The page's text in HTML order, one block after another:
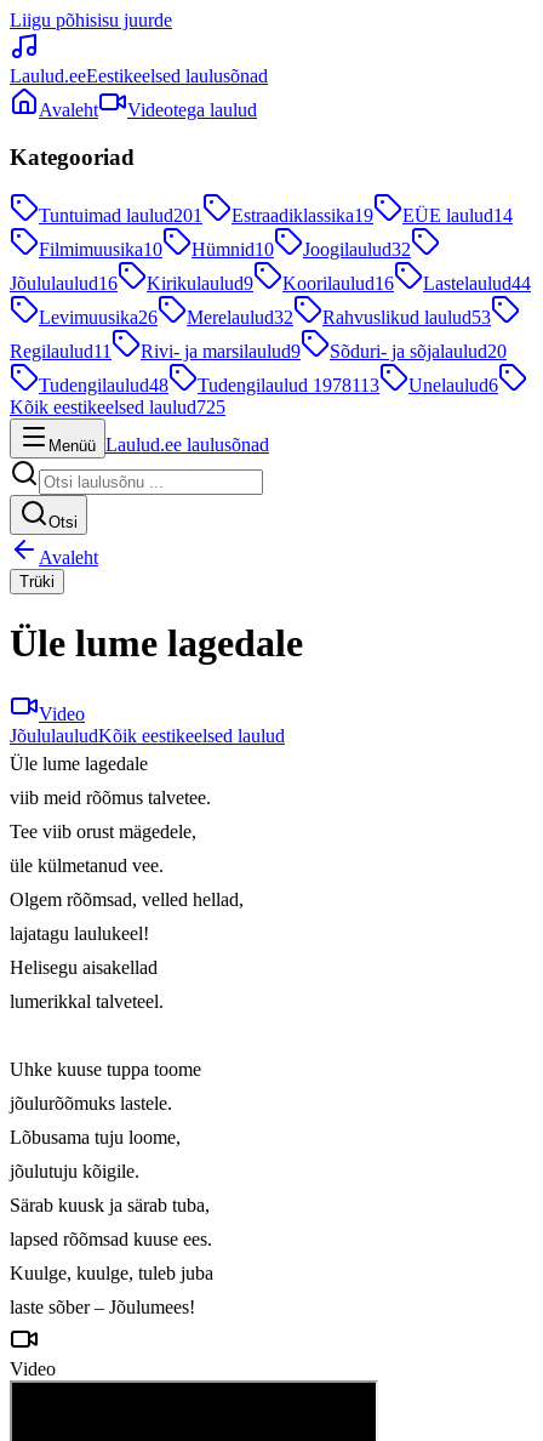
Liigu põhisisu juurde
Laulud.eeEestikeelsed laulusõnad
Avaleht
Videotega laulud
Kategooriad
Tuntuimad laulud201 Estraadiklassika19 EÜE laulud14
Filmimuusika10 Hümnid10 Joogilaulud32
Jõululaulud16 Kirikulaulud9 Koorilaulud16 Lastelaulud44
Levimuusika26 Merelaulud32 Rahvuslikud laulud53
Regilaulud11 Rivi- ja marsilaulud9 Sõduri- ja sõjalaulud20
Tudengilaulud48 Tudengilaulud 1978113 Unelaulud6
Kõik eestikeelsed laulud725
Menüü Laulud.ee laulusõnad
Otsi
Avaleht
Trüki
Üle lume lagedale
Video
JõululauludKõik eestikeelsed laulud
Üle lume lagedale
viib meid rõõmus talvetee.
Tee viib orust mägedele,
üle külmetanud vee.
Olgem rõõmsad, velled hellad,
lajatagu laulukeel!
Helisegu aisakellad
lumerikkal talveteel.
Uhke kuuse tuppa toome
jõulurõõmuks lastele.
Lõbusama tuju loome,
jõulutuju kõigile.
Särab kuusk ja särab tuba,
lapsed rõõmsad kuuse ees.
Kuulge, kuulge, tuleb juba
laste sõber – Jõulumees!
Video